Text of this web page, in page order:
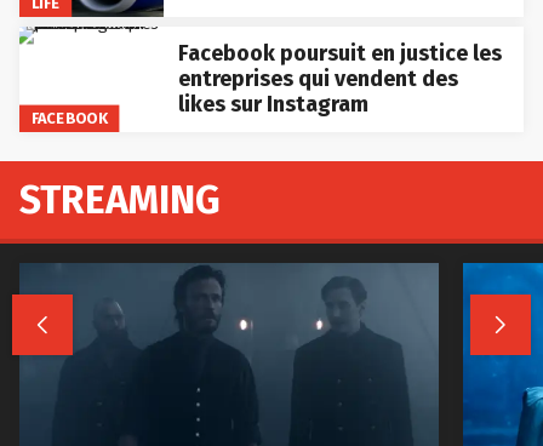
FACEBOOK
Facebook poursuit en justice les
entreprises qui vendent des
likes sur Instagram
STREAMING
 